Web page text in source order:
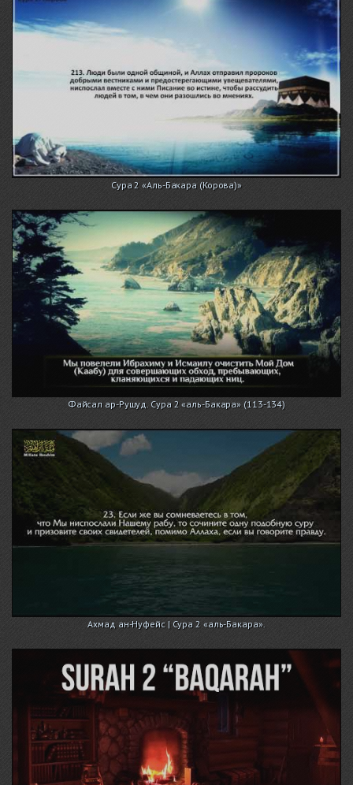
Сура 2 «Аль-Бакара (Корова)»
Файсал ар-Рушуд. Сура 2 «аль-Бакара» (113-134)
Ахмад ан-Нуфейс | Сура 2 «аль-Бакара».